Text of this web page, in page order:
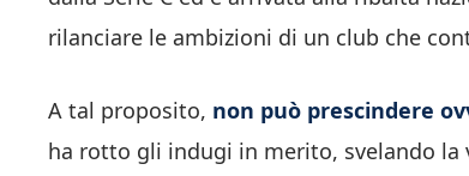
rilanciare le ambizioni di un club che
A tal proposito, non può prescindere
ha rotto gli indugi in merito, svelando